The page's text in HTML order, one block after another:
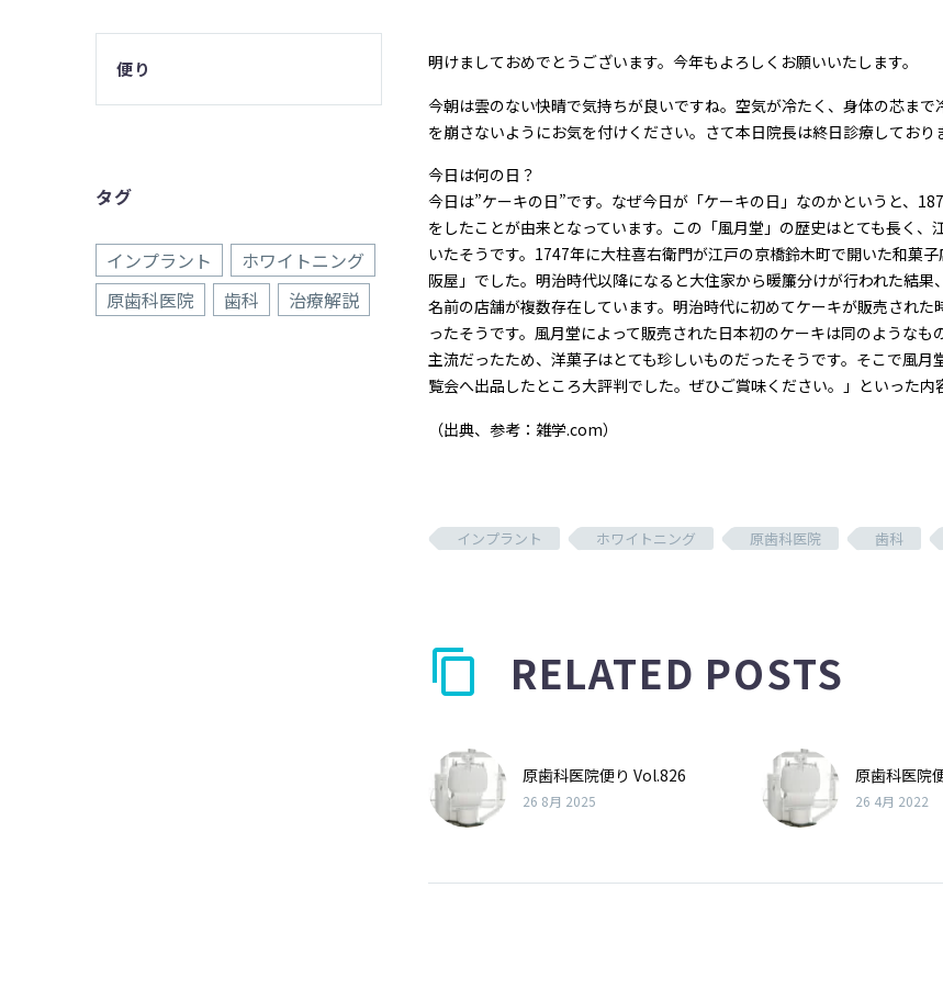
明けましておめでとうございます。今年もよろしくお願いいたします。
今朝は雲のない快晴で気持ちが良いですね。空気が冷たく、身体の芯ま
を崩さないようにお気を付けください。さて本日院長は終日診療しており
今日は何の日？
今日は”ケーキの日”です。なぜ今日が「ケーキの日」なのかというと、
をしたことが由来となっています。この「風月堂」の歴史はとても長く
いたそうです。1747年に大柱喜右衛門が江戸の京橋鈴木町で開いた和菓
阪屋」でした。明治時代以降になると大住家から暖簾分けが行われた結
名前の店舗が複数存在しています。明治時代に初めてケーキが販売され
ったそうです。風月堂によって販売された日本初のケーキは同のような
主流だったため、洋菓子はとても珍しいものだったそうです。そこで風
覧会へ出品したところ大評判でした。ぜひご賞味ください。」といった内
（出典、参考：雑学.com）
インプラント ホワイトニング 原歯科医院 歯科
RELATED POSTS
原歯科医院便り Vol.826
26 8月 2025
原歯科医院
26 4月 2022
便り
タグ
インプラント
ホワイトニング
原歯科医院
歯科 治療解説